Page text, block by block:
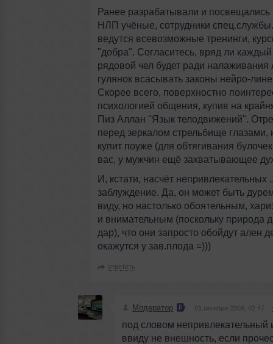
Ранее разрабатывали и посвещались
НЛП учёные, сотрудники
ведутся всевозможные тренинги,
"добра". Согласитесь, вряд ли
рядовой чел будет ради налаживания
гулянок всасывать законы нейро-
Скорее всего, поверхностно
психологией общения, купив на
Пиз Аллан ''Язык телодвижений".
перед зеркалом стрельбище глазами,
купит поуже (для обтягивания
вас, у мужчин ещё захватывающее
И, кстати, насчёт непривлекательных
заблуждение. Да, он может быть
виду, но настолько обоятельным,
и внимательным (поскольку природа
дар), что они запросто обойдут ален
окажутся у зав.плода =)))
ответить
Модератор 01 октября 2008, 02:47
под словом непривлекательный
ввиду не внешность, если